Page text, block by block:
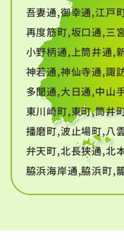
吾妻通,御幸通,江戸
再度筋町,坂口通,三
小野柄通,上筒井通,
神若通,神仙寺通,諏
多聞通,大日通,中山
東川崎町,東町,筒井
播磨町,波止場町,八
弁天町,北長狭通,北
脇浜海岸通,脇浜町,